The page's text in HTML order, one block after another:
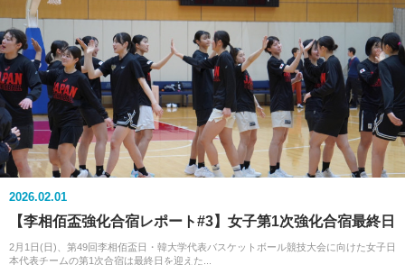
2026.02.01
【李相佰盃強化合宿レポート#3】女子第1次強化合宿最終日
2月1日(日)、第49回李相佰盃日・韓大学代表バスケットボール競技大会に向けた女子日
本代表チームの第1次合宿は最終日を迎えた...